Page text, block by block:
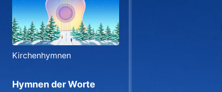
Kirchenhymnen
Hymnen der Worte